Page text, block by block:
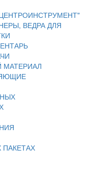
ВЕДРА ДЛЯ
МАТЕРИАЛ